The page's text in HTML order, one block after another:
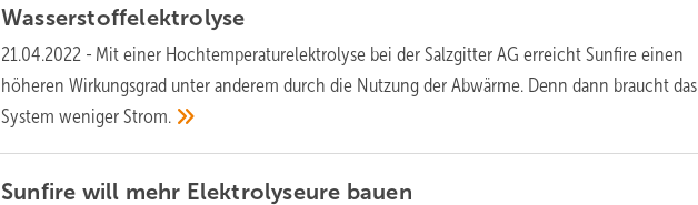
Wasserstoffelektrolyse
21.04.2022 - Mit einer Hochtemperaturelektrolyse bei der Salzgitter AG erreicht Sunfire einen
höheren Wirkungsgrad unter anderem durch die Nutzung der Abwärme. Denn dann braucht das
System wenigerStrom.
Sunfire will mehr Elektrolyseure bauen